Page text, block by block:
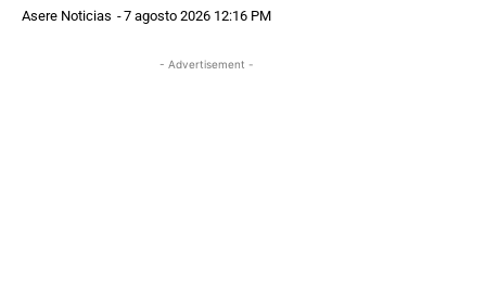
Asere Noticias -7 agosto 2026 12:16 PM
- Advertisement -